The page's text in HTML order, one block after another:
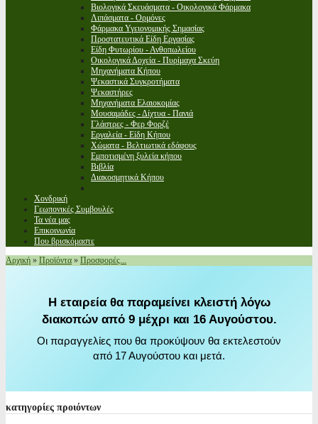
Βιολογικά Σκευάσματα - Οικολογικά Φάρμακα
Λιπάσματα - Ορμόνες
Φάρμακα Υγειονομικής Σημασίας
Προστατευτικά Είδη Εργασίας
Είδη Φυτωρίου - Ανθοπωλείου
Οικολογικά Δοχεία - Πυρίμαχα Σκεύη
Μηχανήματα Κήπου
Ψεκαστικά Συγκροτήματα
Ψεκαστήρες
Μηχανήματα Ελαιοκομίας
Μουσαμάδες - Δίχτυα - Πανιά
Γλάστρες - Φερ Φορζέ
Εργαλεία - Είδη Κήπου
Χώματα - Βελτιωτικά εδάφους
Εμποτισμένη ξυλεία κήπου
Βιβλία
Διακοσμητικά Κήπου
Χονδρική
Γεωπονικές Συμβουλές
Τα νέα μας
Επικοινωνία
Που βρισκόμαστε
Αρχική » Προϊόντα » Προσφορές...
Η εταιρεία θα παραμείνει κλειστή λόγω
διακοπών από 9 μέχρι και 16 Αυγούστου.
Οι παραγγελίες που θα προκύψουν θα εκτελεστούν
από 17 Αυγούστου και μετά.
κατηγορίες προιόντων